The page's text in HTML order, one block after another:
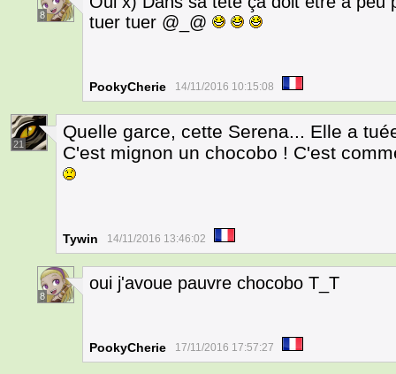
8
tuer tuer @_@
PookyCherie 14/11/2016 10:15:08
21
Quelle garce, cette Serena... Elle a
C'est mignon un chocobo ! C'est
Tywin 14/11/2016 13:46:02
8
oui j'avoue pauvre chocobo T_T
PookyCherie 17/11/2016 17:57:27